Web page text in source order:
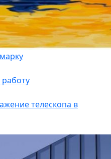
телескопа в